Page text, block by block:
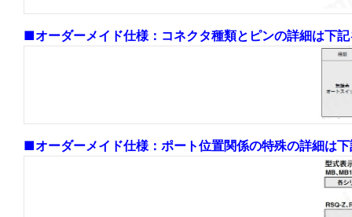
■オーダーメイド仕様：コネクタ種類とピンの詳細は下
■オーダーメイド仕様：ポート位置関係の特殊の詳細は